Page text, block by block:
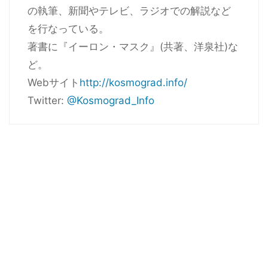
の執筆、新聞やテレビ、ラジオでの解説など
を行なっている。
著書に『イーロン・マスク』(共著、洋泉社)な
ど。
Webサイト http://kosmograd.info/
Twitter: @Kosmograd_Info